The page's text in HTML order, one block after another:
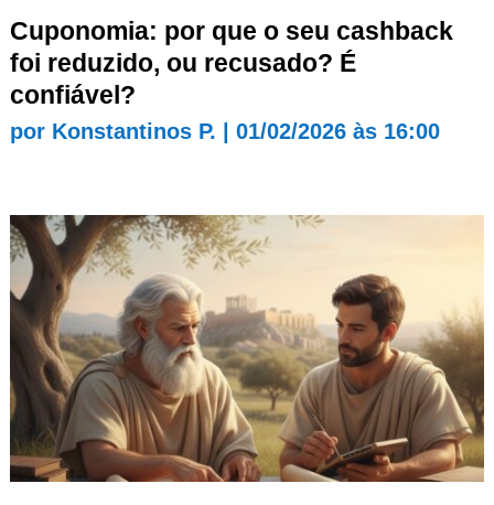
Cuponomia: por que o seu cashback
foi reduzido, ou recusado? É
confiável?
por Konstantinos P. 01/02/2026 às 16:00